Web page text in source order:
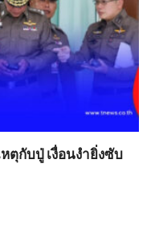
ตุกับปู่ เงื่อนงำยิ่งซับ